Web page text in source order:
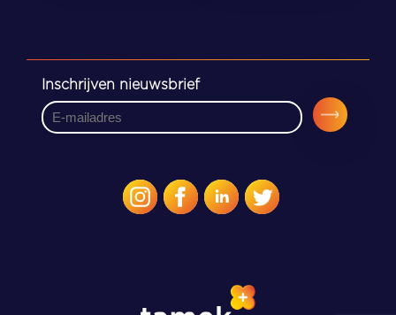
Inschrijven nieuwsbrief